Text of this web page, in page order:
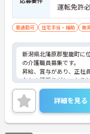
運転免許
車通勤可 住宅手当・補助 無
新潟県北蒲原郡聖籠町に
の介護職員募集です。
昇給、賞与があり、正社
なたの頑張りがしっかり
できます！
完全週休2日制を導入し
バランスを整えやすいで
ご興味のある方は面接の
で、お気軽にお問い合わ
詳細を見る